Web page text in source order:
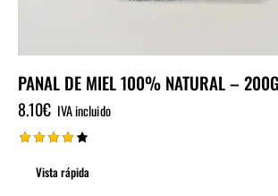
PANAL DE MIEL 100% NATURAL –
8.10€ IVA incluido
o con
Vista rápida